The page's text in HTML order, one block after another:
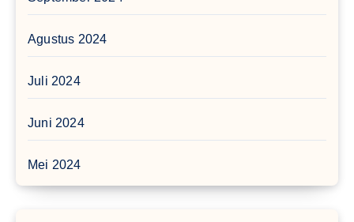
Agustus 2024
Juli 2024
Juni 2024
Mei 2024